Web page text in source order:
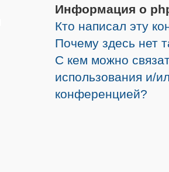
Информация о
Кто написал эту
Почему здесь нет
С кем можно
использования и/
конференцией?